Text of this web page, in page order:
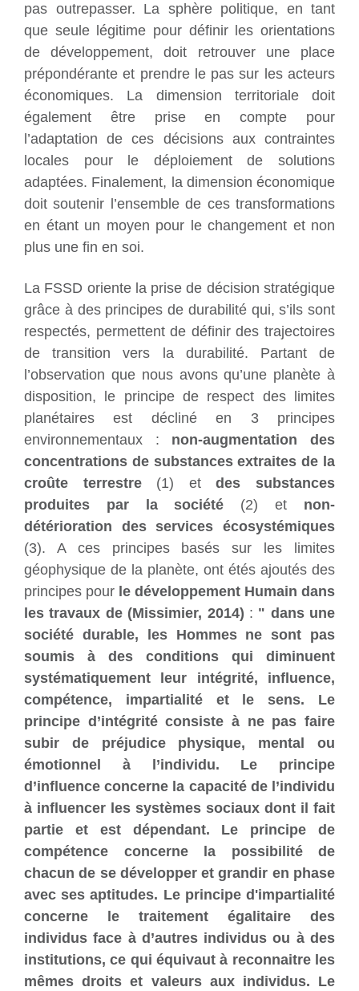
pas outrepasser. La sphère politique, en tant
que seule légitime pour définir les orientations
de développement, doit retrouver une place
prépondérante et prendre le pas sur les acteurs
économiques. La dimension territoriale doit
également être prise en compte pour
l’adaptation de ces décisions aux contraintes
locales pour le déploiement de solutions
adaptées. Finalement, la dimension économique
doit soutenir l’ensemble de ces transformations
en étant un moyen pour le changement et non
plus une fin en soi.
La FSSD oriente la prise de décision stratégique
grâce à des principes de durabilité qui, s’ils sont
respectés, permettent de définir des trajectoires
de transition vers la durabilité. Partant de
l’observation que nous avons qu’une planète à
disposition, le principe de respect des limites
planétaires est décliné en 3 principes
environnementaux : non-augmentation des
concentrations de substances extraites de la
croûte terrestre(1) etdes substances
produites par la société (2) et non-
détérioration des services écosystémiques
(3). A ces principes basés sur les limites
géophysique de la planète, ont étés ajoutés des
principes pour le développement Humain dans
les travaux de (Missimier, 2014) : " dans une
société durable, les Hommes ne sont pas
soumis à des conditions qui diminuent
systématiquement leur intégrité, influence,
compétence, impartialité et le sens. Le
principe d’intégrité consiste à ne pas faire
subir de préjudice physique, mental ou
émotionnel à l’individu. Le principe
d’influence concerne la capacité de l’individu
à influencer les systèmes sociaux dont il fait
partie et est dépendant. Le principe de
compétence concerne la possibilité de
chacun de se développer et grandir en phase
avec ses aptitudes. Le principe d'impartialité
concerne le traitement égalitaire des
individus face à d’autres individus ou à des
institutions, ce qui équivaut à reconnaitre les
mêmes droits et valeurs aux individus. Le